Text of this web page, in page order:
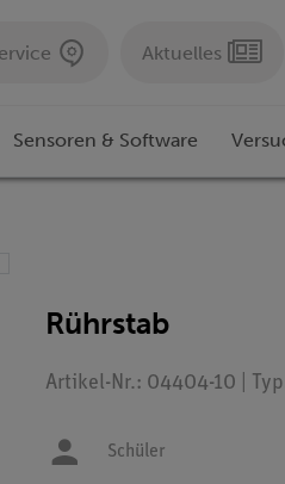
Aktuelles
Sensoren & Software
Rührstab
Artikel-Nr.: 04404-10 |
Schüler